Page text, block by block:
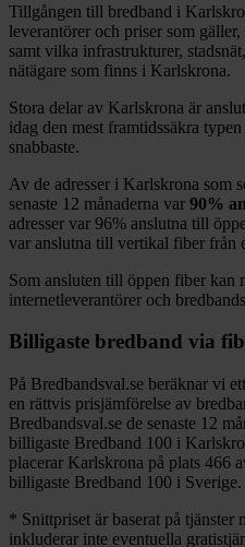
Tillgången till bredband i
leverantörer och priser som
samt vilka infrastrukturer,
nätägare som finns i Karlskrona.
Stora delar av Karlskrona är
idag den mest framtidssäkra
snabbaste.
Av de adresser i Karlskrona som
senaste 12 månaderna var 90%
adresser var 96% anslutna till
var anslutna till vertikal fiber från
Som ansluten till öppen fiber kan
internetleverantörer och
Billigaste bredband via
På Bredbandsval.se beräknar vi
en rättvis prisjämförelse av
Bredbandsval.se de senaste 12
billigaste Bredband 100 i
placerar Karlskrona på plats 466
billigaste Bredband 100 i Sverige.
* Snittpriset är baserat på tjänster
inkluderar inte eventuella